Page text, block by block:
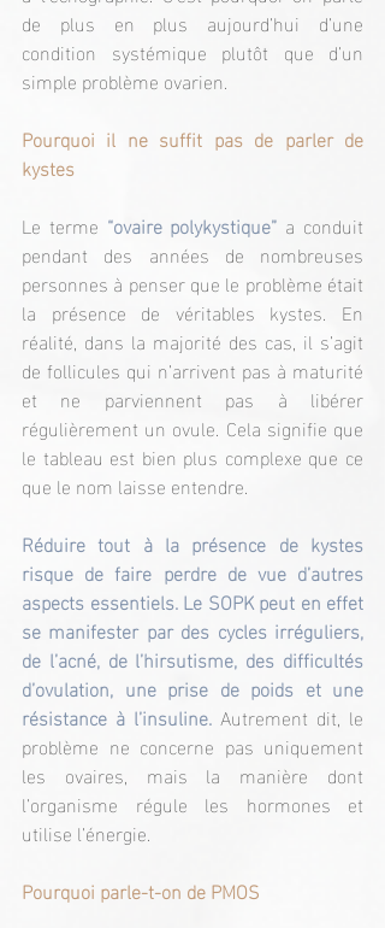
de plus en plus aujourd’hui d’une
condition systémique plutôt que d’un
simple problème ovarien.
Pourquoi il ne suffit pas de parler de
kystes
Le terme “ovaire polykystique” a conduit
pendant des années de nombreuses
personnes à penser que le problème était
la présence de véritables kystes. En
réalité, dans la majorité des cas, il s’agit
de follicules qui n’arrivent pas à maturité
et ne parviennent pas à libérer
régulièrement un ovule. Cela signifie que
le tableau est bien plus complexe que ce
que le nom laisse entendre.
Réduire tout à la présence de kystes
risque de faire perdre de vue d’autres
aspects essentiels. Le SOPK peut en effet
se manifester par des cycles irréguliers,
de l’acné, de l’hirsutisme, des difficultés
d’ovulation, une prise de poids et une
résistance à l’insuline. Autrement dit, le
problème ne concerne pas uniquement
les ovaires, mais la manière dont
l’organisme régule les hormones et
utilise l’énergie.
Pourquoi parle-t-on de PMOS